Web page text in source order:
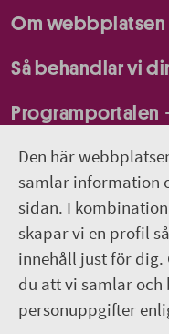
Den här
samlar information
sidan. I
skapar vi en profil
innehåll just för
du att vi samlar
personuppgifter
Om webbplatsen
Så behandlar vi
Programportalen
Följ oss
Lediga jobb
Pressrum
Facebook